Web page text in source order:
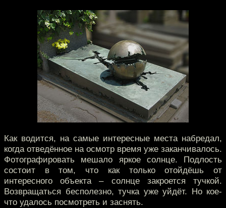
Как водится, на самые интересные места набредал,
когда отведённое на осмотр время уже заканчивалось.
Фотографировать мешало яркое солнце. Подлость
состоит в том, что как только отойдёшь от
интересного объекта – солнце закроется тучкой.
Возвращаться бесполезно, тучка уже уйдёт. Но кое-
что удалось посмотреть и заснять.